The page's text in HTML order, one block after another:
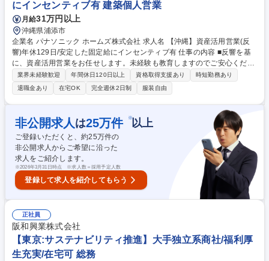
客への直接販売はございません。 募集職種 【沖縄/代理店向けコンサルテ
ィング営業】即戦力・総合職採用★福利厚生充実
にインセンティブ有 建築個人営業
月給31万円以上
沖縄県浦添市
企業名 パナソニック ホームズ株式会社 求人名 【沖縄】資産活用営業(反
響)年休129日/安定した固定給にインセンティブ有 仕事の内容 ■反響を基
に、資産活用営業をお任せします。未経験も教育しますのでご安心くださ
い。将来的には、ご志向性なども鑑みてマネジメント業務や、人事などの
管理部門や都市開発部門など多様なキャリアパスがあります！ 【具体的に
は】土地を保有されているお客様（個人／法人）に対する土地活用の提案
営業を担当していただきます。提携法人（銀行、税理士、JA等）からの紹
介や反響を基に対応【商品特徴】通常のアパート等の商品に加えて、エイ
ジフリー施設や病院、介護施設、保育園、業界初の９Ｆ建てまで可能な工
業化住宅など多彩なラインナップ有【インセンティブ支給額】平均160
万、最大500万超え【有給】2年目以降、毎年25日の有給付与 募集職種
【沖縄】資産活用営業(反響)年休129日/安定した固定給にインセンティブ
有
業界未経験歓迎 年間休日120日以上 資格取得支援あり
時短勤務あり
退職金あり
在宅OK 完全週休2日制 服装自由
非公開求人 は25万件 ※以上
ご登録いただくと、約25万件の
非公開求人からご希望に沿った
求人をご紹介します。
※2026年3月31日時点 ※求人数＝採用予定人数
登録して求人を紹介してもらう
正社員
阪和興業株式会社
【東京:サステナビリティ推進】大手独立系商社/福利厚
生充実/在宅可 総務